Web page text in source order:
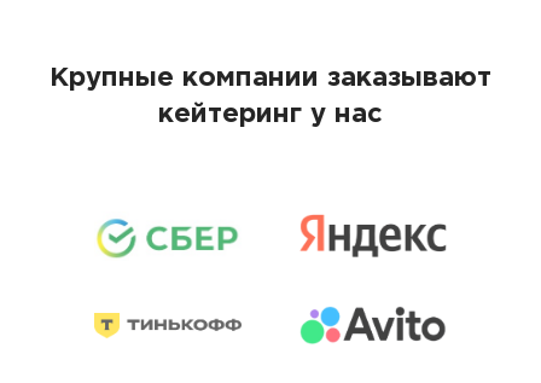
Крупные компании заказывают
кейтеринг у нас